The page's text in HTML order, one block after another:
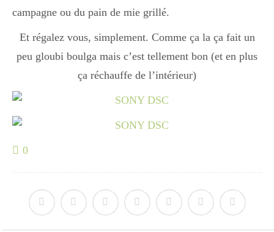
campagne ou du pain de mie grillé.
Et régalez vous, simplement. Comme ça la ça fait un
peu gloubi boulga mais c’est tellement bon (et en plus
ça réchauffe de l’intérieur)
0